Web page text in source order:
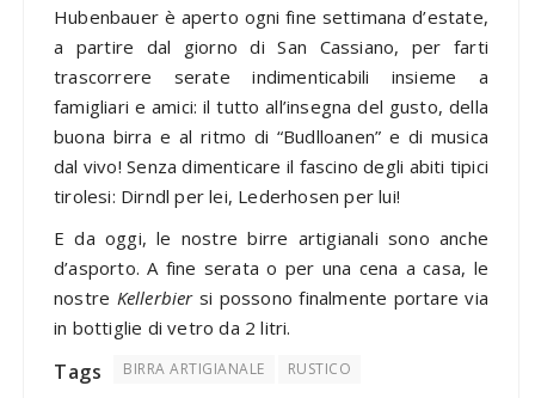
Hubenbauer è aperto ogni fine settimana d’estate,
a partire dal giorno di San Cassiano, per farti
trascorrere serate indimenticabili insieme a
famigliari e amici: il tutto all’insegna del gusto, della
buona birra e al ritmo di “Budlloanen” e di musica
dal vivo! Senza dimenticare il fascino degli abiti tipici
tirolesi: Dirndl per lei, Lederhosen per lui!
E da oggi, le nostre birre artigianali sono anche
d’asporto. A fine serata o per una cena a casa, le
nostre Kellerbiersi possono finalmente portare via
in bottiglie di vetro da 2 litri.
Tags BIRRA ARTIGIANALE RUSTICO